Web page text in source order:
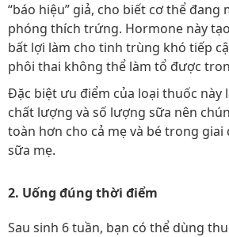
“báo hiệu” giả, cho biết cơ thể
phóng thích trứng. Hormone này
bất lợi làm cho tinh trùng khó tiếp
phôi thai không thể làm tổ được
Đặc biệt ưu điểm của loại thuốc này
chất lượng và số lượng sữa nên
toàn hơn cho cả mẹ và bé trong
sữa mẹ.
2. Uống đúng thời điểm
Sau sinh 6 tuần, bạn có thể dùng